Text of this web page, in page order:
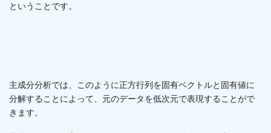
ということです。
主成分分析では、このように正方行列を固有ベクトルと固有値に
分解することによって、元のデータを低次元で表現することがで
きます。